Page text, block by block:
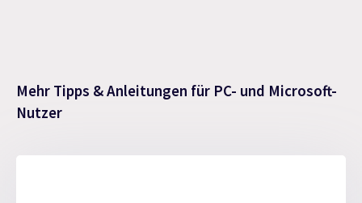
Mehr Tipps & Anleitungen für PC- und Microsoft-
Nutzer